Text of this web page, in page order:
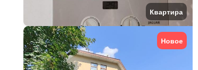
Квартира
Новое